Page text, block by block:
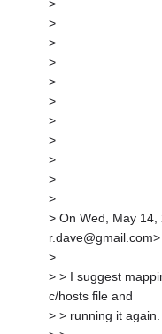
>
>
>
>
>
>
>
>
>
>
>
> On Wed, May
>
> > I suggest
c/hosts file and
> > running it again.